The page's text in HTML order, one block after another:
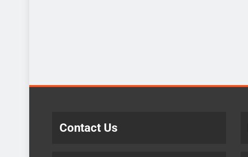
Contact Us